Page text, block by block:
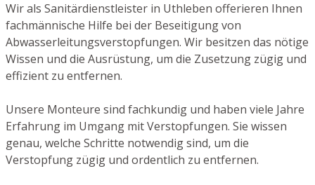
Wir als Sanitärdienstleister in Uthleben offerieren Ihnen
fachmännische Hilfe bei der Beseitigung von
Abwasserleitungsverstopfungen. Wir besitzen das nötige
Wissen und die Ausrüstung, um die Zusetzung zügig und
effizient zu entfernen.
Unsere Monteure sind fachkundig und haben viele Jahre
Erfahrung im Umgang mit Verstopfungen. Sie wissen
genau, welche Schritte notwendig sind, um die
Verstopfung zügig und ordentlich zu entfernen.